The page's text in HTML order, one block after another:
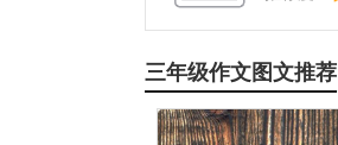
三年级作文图文推荐